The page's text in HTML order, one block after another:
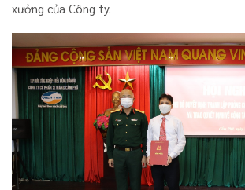
xưởng của Công ty.